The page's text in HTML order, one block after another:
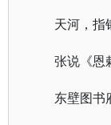
天河，指
张说《恩
东壁图书